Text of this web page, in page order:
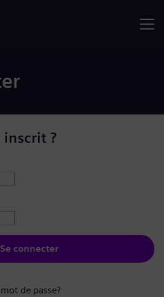
inscrit ?
et mot de passe
Se connecter
de passe?